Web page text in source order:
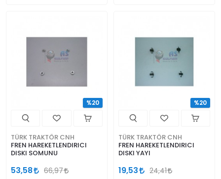
TÜRK TRAKTÖR CNH
FREN HAREKETLENDIRICI
DISKI SOMUNU
53,58 66,97
%20
TÜRK TRAKTÖR CNH
FREN HAREKETLENDIRICI
DISKI YAYI
19,53 24,41
%20